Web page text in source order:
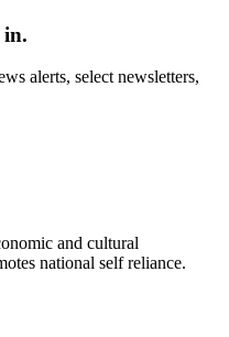
in.
alerts, select newsletters,
and cultural
national self reliance.